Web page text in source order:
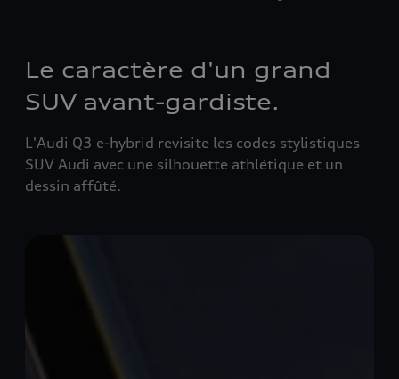
Le caractère d'un grand
SUV avant-gardiste.
L'Audi Q3 e-hybrid revisite les codes stylistiques
SUV Audi avec une silhouette athlétique et un
dessin affûté.